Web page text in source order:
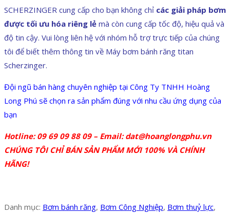
SCHERZINGER cung cấp cho bạn không chỉ các giải pháp bơm
được tối ưu hóa riêng lẻ mà còn cung cấp tốc độ, hiệu quả và
độ tin cậy. Vui lòng liên hệ với nhóm hỗ trợ trực tiếp của chúng
tôi để biết thêm thông tin về Máy bơm bánh răng titan
Scherzinger.
Đội ngũ bán hàng chuyên nghiệp tại Công Ty TNHH Hoàng
Long Phú sẽ chọn ra sản phẩm đúng với nhu cầu ứng dụng của
bạn
Hotline: 09 69 09 88 09 – Email: dat@hoanglongphu.vn
CHÚNG TÔI CHỈ BÁN SẢN PHẨM MỚI 100% VÀ CHÍNH
HÃNG!
Danh mục: Bơm bánh răng, Bơm Công Nghiệp, Bơm thuỷ lực,